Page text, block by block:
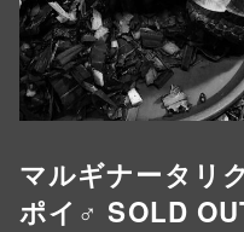
マルギナータリ
ポイ♂ SOLD